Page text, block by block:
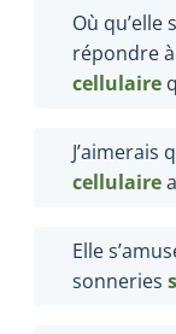
Où
répondre
cellulaire
J’aimerais
cellulaire
Elle
sonneries